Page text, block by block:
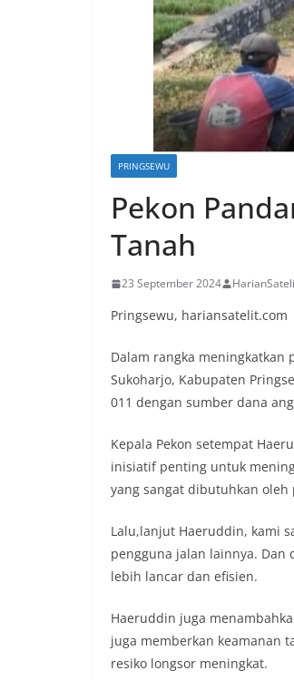
PRINGSEWU
Pekon
Tanah
23 September 2024
Pringsewu, hariansatelit.com
Dalam rangka
Sukoharjo, Kabupaten
011 dengan sumber dana
Kepala Pekon setempat
inisiatif penting untuk
yang sangat dibutuhkan
Lalu,lanjut Haeruddin, kami
pengguna jalan lainnya. Dan
lebih lancar dan efisien.
Haeruddin juga
juga memberkan keamanan
resiko longsor meningkat.